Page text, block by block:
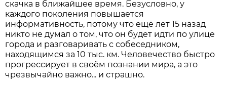
скачка в ближайшее время. Безусловно, у
каждого поколения повышается
информативность, потому что ещё лет 15 назад
никто не думал о том, что он будет идти по улице
города и разговаривать с собеседником,
находящимся за 10 тыс. км. Человечество быстро
прогрессирует в своём познании мира, а это
чрезвычайно важно... и страшно.